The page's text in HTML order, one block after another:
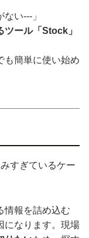
い---」
ール「Stock」
も簡単に使い始め
すぎているケー
情報を詰め込む
になります。現場